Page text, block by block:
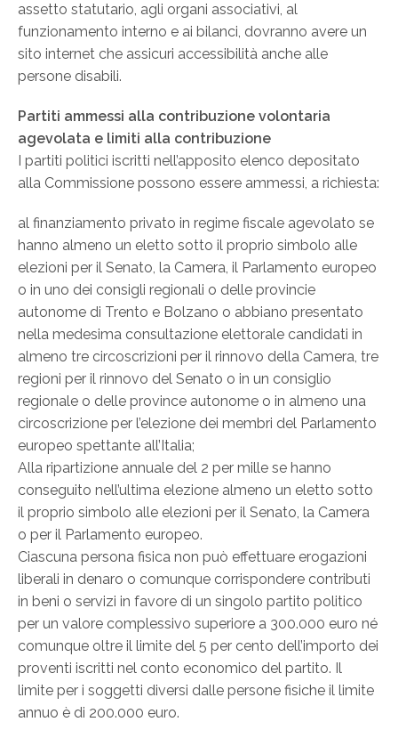
assetto statutario, agli organi associativi, al
funzionamento interno e ai bilanci, dovranno avere un
sito internet che assicuri accessibilità anche alle
persone disabili.
Partiti ammessi alla contribuzione volontaria
agevolata e limiti alla contribuzione
I partiti politici iscritti nell’apposito elenco depositato
alla Commissione possono essere ammessi, a richiesta:
al finanziamento privato in regime fiscale agevolato se
hanno almeno un eletto sotto il proprio simbolo alle
elezioni per il Senato, la Camera, il Parlamento europeo
o in uno dei consigli regionali o delle provincie
autonome di Trento e Bolzano o abbiano presentato
nella medesima consultazione elettorale candidati in
almeno tre circoscrizioni per il rinnovo della Camera, tre
regioni per il rinnovo del Senato o in un consiglio
regionale o delle province autonome o in almeno una
circoscrizione per l’elezione dei membri del Parlamento
europeo spettante all’Italia;
Alla ripartizione annuale del 2 per mille se hanno
conseguito nell’ultima elezione almeno un eletto sotto
il proprio simbolo alle elezioni per il Senato, la Camera
o per il Parlamento europeo.
Ciascuna persona fisica non può effettuare erogazioni
liberali in denaro o comunque corrispondere contributi
in beni o servizi in favore di un singolo partito politico
per un valore complessivo superiore a 300.000 euro né
comunque oltre il limite del 5 per cento dell’importo dei
proventi iscritti nel conto economico del partito. Il
limite per i soggetti diversi dalle persone fisiche il limite
annuo è di 200.000 euro.